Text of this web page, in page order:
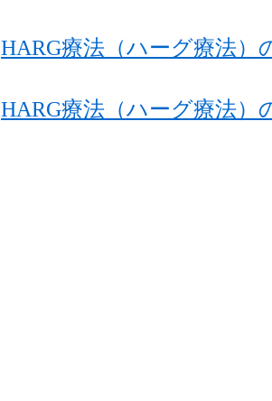
HARG療法（ハーグ療法）
HARG療法（ハーグ療法）